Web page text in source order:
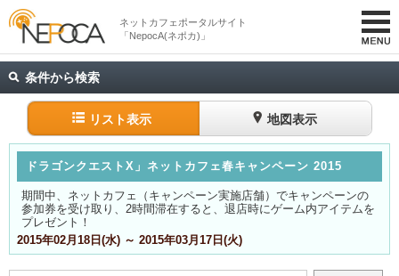
ネットカフェポータルサイト
「NepocA(ネポカ)」
条件から検索
リスト表示 地図表示
ドラゴンクエストX」ネットカフェ春キャンペーン 2015
期間中、ネットカフェ（キャンペーン実施店舗）でキャンペーンの
参加券を受け取り、2時間滞在すると、退店時にゲーム内アイテムを
プレゼント！
2015年02月18日(水) ～ 2015年03月17日(火)